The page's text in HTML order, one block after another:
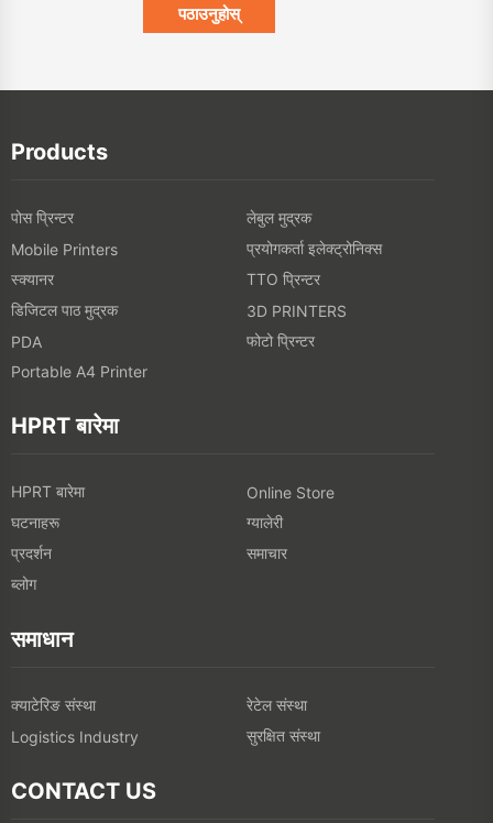
Products
पोस प्रिन्टर
लेबुल मुद्रक
Mobile Printers
प्रयोगकर्ता इलेक्ट्रोनिक्स
स्क्यानर
TTO प्रिन्टर
डिजिटल पाठ मुद्रक
3D PRINTERS
PDA
फोटो प्रिन्टर
Portable A4 Printer
HPRT बारेमा
HPRT बारेमा
Online Store
घटनाहरू
ग्यालेरी
प्रदर्शन
समाचार
ब्लोग
समाधान
क्याटेरिङ संस्था
रेटेल संस्था
Logistics Industry
सुरक्षित संस्था
CONTACT US